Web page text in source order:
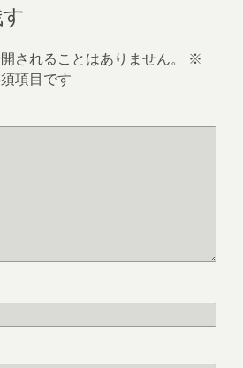
されることはありません。
※
項目です